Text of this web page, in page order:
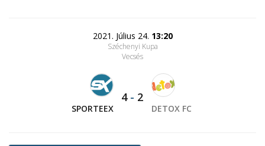
2021. Július 24. 13:20
Széchenyi Kupa
Vecsés
SPORTEEX
4- 2
DETOX FC